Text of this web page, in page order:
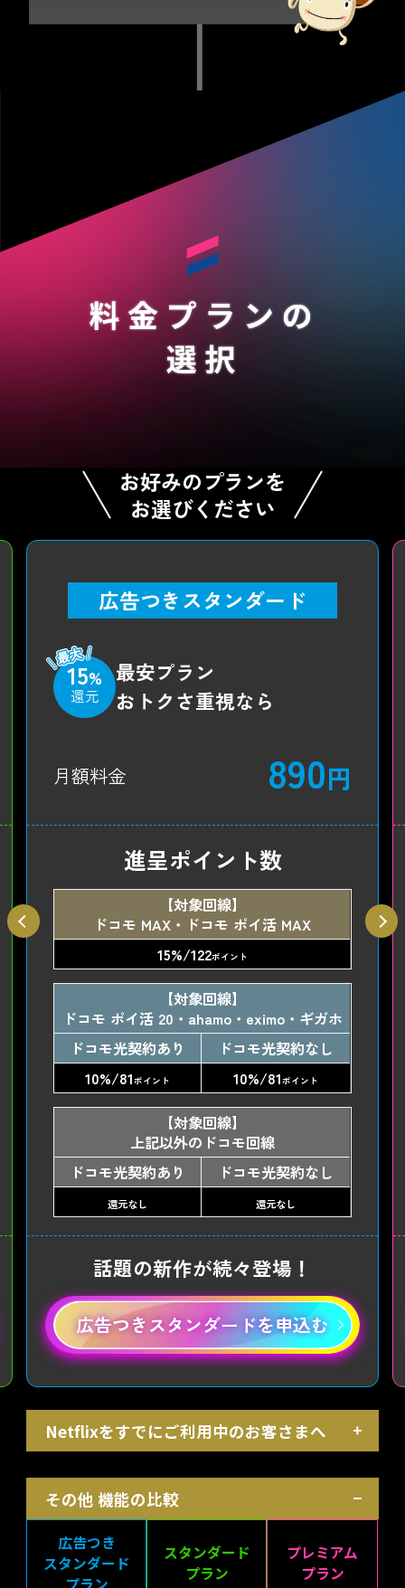
お好みのプランを
お選びください
広告つきスタンダード
15%
還元
最安プラン
おトクさ重視なら
月額料金 890円
進呈ポイント数
【対象回線】
ドコモ MAX・ドコモ ポイ活 MAX
15%/122ポイント
【対象回線】
ドコモ ポイ活 20・ahamo・eximo・ギガホ
ドコモ光契約あり
ドコモ光契約なし
10%/81ポイント 10%/81ポイント
【対象回線】
上記以外のドコモ回線
ドコモ光契約あり
ドコモ光契約なし
還元なし 還元なし
話題の新作が続々登場！
広告つきスタンダードを申込む
Netflixをすでにご利用中のお客さまへ
その他 機能の比較
広告つき
スタンダード
スタンダード
プラン
プレミアム
プラン